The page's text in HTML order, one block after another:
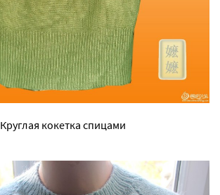
Круглая кокетка спицами